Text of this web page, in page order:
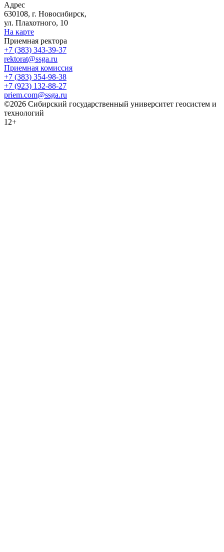
Адрес
630108, г. Новосибирск,
ул. Плахотного, 10
На карте
Приемная ректора
+7 (383) 343-39-37
rektorat@ssga.ru
Приемная комиссия
+7 (383) 354-98-38
+7 (923) 132-88-27
priem.com@ssga.ru
©2026 Сибирский государственный университет геосистем и
технологий
12+